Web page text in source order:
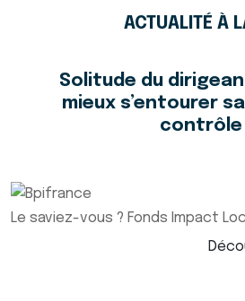
ACTUALITÉ À
Solitude du
mieux s’entourer
contrôle
Le saviez-vous ? Fonds Impact